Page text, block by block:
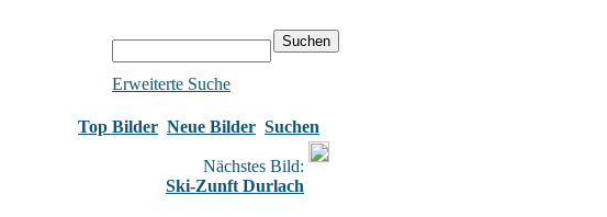
Erweiterte Suche
Top Bilder Neue Bilder Suchen
Nächstes Bild:
Ski-Zunft Durlach